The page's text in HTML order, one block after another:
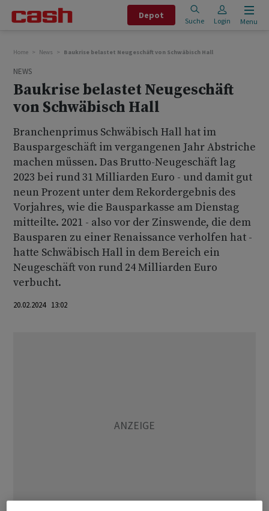
Depot
Suche Login Menu
Home News Baukrise belastet Neugeschäft von Schwäbisch Hall
NEWS
Baukrise belastet Neugeschäft
von Schwäbisch Hall
Branchenprimus Schwäbisch Hall hat im
Bauspargeschäft im vergangenen Jahr Abstriche
machen müssen. Das Brutto-Neugeschäft lag
2023 bei rund 31 Milliarden Euro - und damit gut
neun Prozent unter dem Rekordergebnis des
Vorjahres, wie die Bausparkasse am Dienstag
mitteilte. 2021 - also vor der Zinswende, die dem
Bausparen zu einer Renaissance verholfen hat -
hatte Schwäbisch Hall in dem Bereich ein
Neugeschäft von rund 24 Milliarden Euro
verbucht.
20.02.2024 13:02